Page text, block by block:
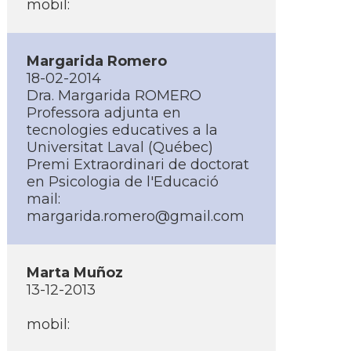
mobil:
Margarida Romero
18-02-2014
Dra. Margarida ROMERO
Professora adjunta en
tecnologies educatives a la
Universitat Laval (Québec)
Premi Extraordinari de doctorat
en Psicologia de l'Educació
mail:
margarida.romero@gmail.com
Marta Muñoz
13-12-2013
mobil: